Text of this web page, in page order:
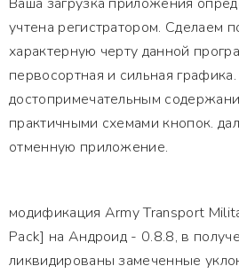
учтена регистратором. Сделаем
характерную черту данной
первосортная и сильная
достопримечательным
практичными схемами кнопок.
отменную приложение.
модификация Army Transport
Pack] на Андроид - 0.8.8, в
ликвидированы замеченные